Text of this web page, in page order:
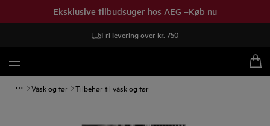
Eksklusive tilbudsuger hos AEG –Køb nu
Fri levering over kr. 750
Vask og tør Tilbehør til vask og tør